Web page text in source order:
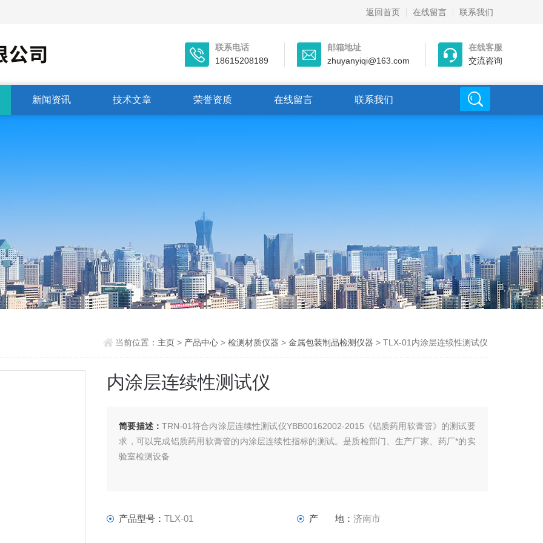
返回首页 在线留言 联系我们
联系电话
18615208189
邮箱地址
zhuyanyiqi@163.com
在线客服
交流咨询
新闻资讯 技术文章 荣誉资质 在线留言 联系我们
当前位置： 主页 > 产品中心> 检测材质仪器 > 金属包装制品检测仪器 > TLX-01内涂层连续性测试仪
内涂层连续性测试仪
简要描述：TRN-01符合内涂层连续性测试仪YBB00162002-2015《铝质药用软膏管》的测试要
求，可以完成铝质药用软膏管的内涂层连续性指标的测试。是质检部门、生产厂家、药厂*的实
验室检测设备
产品型号：TLX-01 产 地：济南市